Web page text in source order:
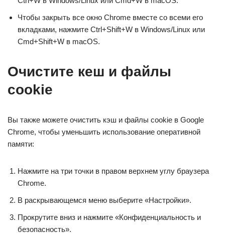
Чтобы закрыть все окно Chrome вместе со всеми его
вкладками, нажмите Ctrl+Shift+W в Windows/Linux или
Cmd+Shift+W в macOS.
Очистите кеш и файлы
cookie
Вы также можете очистить кэш и файлы cookie в Google
Chrome, чтобы уменьшить использование оперативной
памяти:
Нажмите на три точки в правом верхнем углу браузера
Chrome.
В раскрывающемся меню выберите «Настройки».
Прокрутите вниз и нажмите «Конфиденциальность и
безопасность».